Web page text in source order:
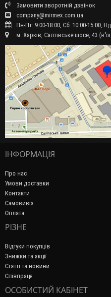
Замовити зворотній дзвінок
company@mirmex.com.ua
Пн-Пт: 9:00-18:00, Сб: 10:00-15:00,
м. Харків, Салтівське шосе, 43
ІНФОРМАЦІЯ
Про нас
Умови доставки
Контакти
Самовивіз
Оплата
РІЗНЕ
Відгуки покупців
Знижки та акції
Статті та новини
Співпраця
ОСОБИСТИЙ КАБІНЕТ